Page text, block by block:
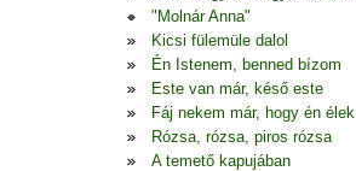
"Molnár Anna"
Kicsi fülemüle dalol
Én Istenem, benned bízom
Este van már, késő este
Fáj nekem már, hogy én élek
Rózsa, rózsa, piros rózsa
A temető kapujában